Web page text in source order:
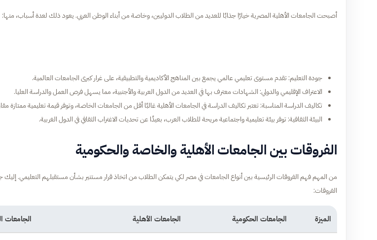
أصبحت الجامعات الأهلية المصرية خيارًا جذابًا للعديد من الطلاب الدوليين، وخاصة من أبناء الوطن العربي. يعود ذلك لعدة أسباب، منها:
جودة التعليم: تقدم مستوى تعليمي عالمي يجمع بين المناهج الأكاديمية والتطبيقية، على غرار كبرى الجامعات العالمية.
الاعتراف الإقليمي والدولي: الشهادات معترف بها في العديد من الدول العربية والأجنبية، مما يسهل فرص العمل والدراسة العليا.
تكاليف الدراسة المناسبة: تعتبر تكاليف الدراسة في الجامعات الأهلية غالبًا أقل من الجامعات الخاصة، وتوفر قيمة تعليمية ممتازة
البيئة الثقافية: توفر بيئة تعليمية واجتماعية مريحة للطلاب العرب، بعيدًا عن تحديات الاغتراب الثقافي في الدول الغربية.
الفروقات بين الجامعات الأهلية والخاصة والحكومية
من المهم فهم الفروقات الرئيسية بين أنواع الجامعات في مصر لكي يتمكن الطلاب من اتخاذ قرار مستنير بشأن مستقبلهم التعليمي.
الفروقات:
الميزة الجامعات الحكومية الجامعات الأهلية الجامعات